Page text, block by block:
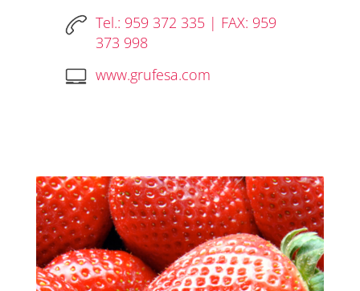
Tel.: 959 372 335 | FAX: 959
373 998
www.grufesa.com